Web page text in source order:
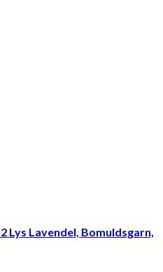
Lys Lavendel, Bomuldsgarn,